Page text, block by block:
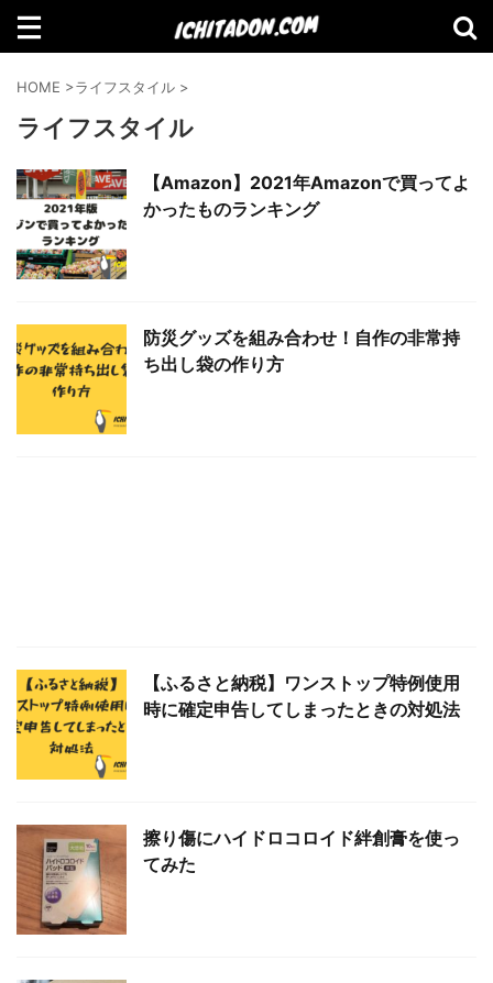
検索
【Amazon】2021年Amazonで買って
よかったものランキング
【2021年11月】Amazonブラックフラ
イデーセール おすすめ商品！
【2021年7月】Amazonタイムセール祭
り おすすめ商品！
【2021年6月】Amazonプライムデーセ
ール おすすめ商品！
HOME >ライフスタイル >
ライフスタイル
【Amazon】2021年Amazonで買ってよ
かったものランキング
防災グッズを組み合わせ！自作の非常持
ち出し袋の作り方
【ふるさと納税】ワンストップ特例使用
時に確定申告してしまったときの対処法
擦り傷にハイドロコロイド絆創膏を使っ
てみた